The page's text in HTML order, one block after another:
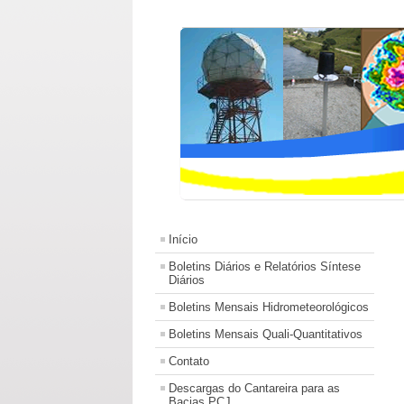
Início
Boletins Diários e Relatórios Síntese
Diários
Boletins Mensais Hidrometeorológicos
Boletins Mensais Quali-Quantitativos
Contato
Descargas do Cantareira para as